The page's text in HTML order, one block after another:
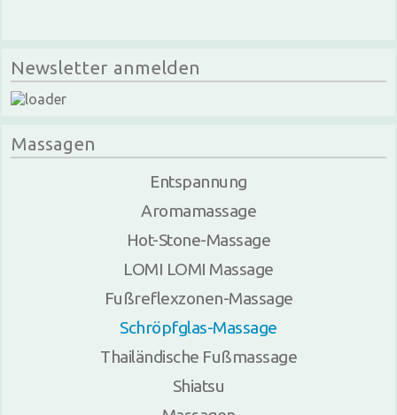
Newsletter anmelden
Massagen
Entspannung
Aromamassage
Hot-Stone-Massage
LOMI LOMI Massage
Fußreflexzonen-Massage
Schröpfglas-Massage
Thailändische Fußmassage
Shiatsu